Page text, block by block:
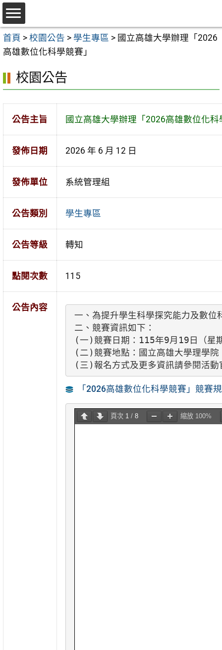
跳
至
主
要
區
首頁 > 校園公告 > 學生專區 > 國立高雄大學辦理「2026
高雄數位化科學競賽」
校園公告
公告主旨 國立高雄大學辦理「2026高雄數位化科
發佈日期 2026 年 6 月 12 日
發佈單位 系統管理組
公告類別 學生專區
公告等級 轉知
點閱次數 115
公告內容
一、為提升學生科學探究能力及數
二、競賽資訊如下：
(一)競賽日期：115年9月19日（星
(二)競賽地點：國立高雄大學理學院
(三)報名方式及更多資訊請參閱
「2026高雄數位化科學競賽」競賽
頁次 1 / 8 縮放 100%
選
單